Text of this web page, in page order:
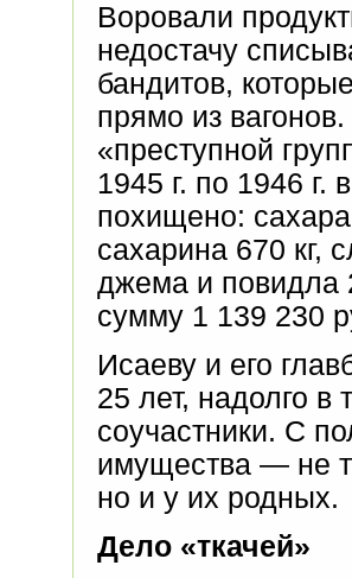
Воровали
недостачу
бандитов,
прямо из
«преступной
1945 г. по 1946 г.
похищено: сахара
сахарина 670 кг,
джема и повидла
сумму 1 139 230
Исаеву и его
25 лет, надолго в
соучастники. С
имущества — не
но и у их родных.
Дело «ткачей»